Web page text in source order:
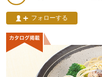
フォローする